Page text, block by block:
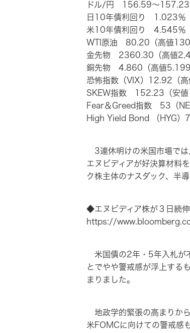
ドル/円 156.59～
日10年債利回り 1.023％
米10年債利回り 4.545％
WTI原油 80.20（高値
金先物 2360.30（高値
銅先物 4.860（高値
恐怖指数（VIX）12.92（
SKEW指数 152.23（安
Fear＆Greed指数 53（
High Yield Bond （HYG
3連休明けの米国市場では
エヌビディアが好決算材料
ク株主体のナスダック、半
◆エヌビディア株が３日続
https://
米国債の2年・5年入札が
とでやや警戒感が浮上する
まりました。
地政学的緊張の高まりか
米FOMCに向けての警戒感